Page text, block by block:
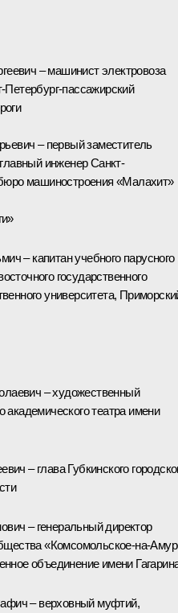
– машинист электровоза
Петербург-пассажирский
– первый заместитель
инженер Санкт-
машиностроения «Малахит»
– капитан учебного парусного
государственного
университета,
– художественный
академического театра имени
– глава Губкинского
– генеральный директор
«Комсомольское-на-
объединение имени
– верховный муфтий,